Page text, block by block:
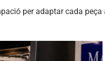
per adaptar cada peça